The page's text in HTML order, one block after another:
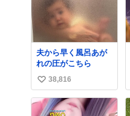
夫から早く風呂あが
れの圧がこちら
い
い
ね
38,816